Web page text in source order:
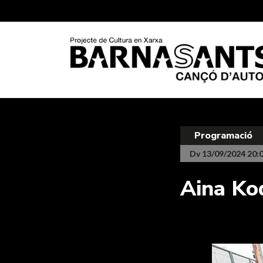
Programació
Dv 13/09/2024
Aina